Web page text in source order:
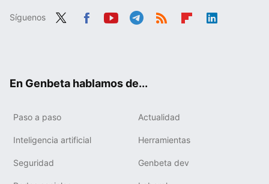
Síguenos
En Genbeta hablamos de...
Paso a paso Actualidad
Inteligencia artificial Herramientas
Seguridad Genbeta dev